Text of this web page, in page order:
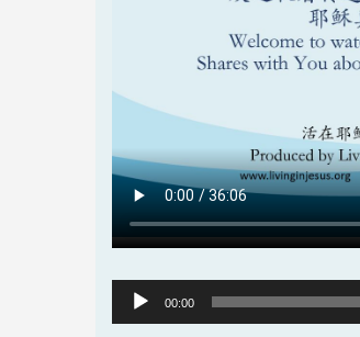
Audio
Player
00:00